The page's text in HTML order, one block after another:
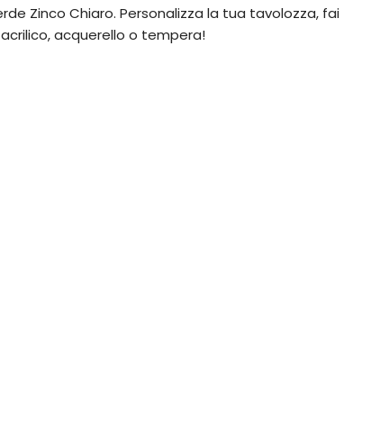
Zinco Chiaro. Personalizza la tua tavolozza, fai
acquerello o tempera!